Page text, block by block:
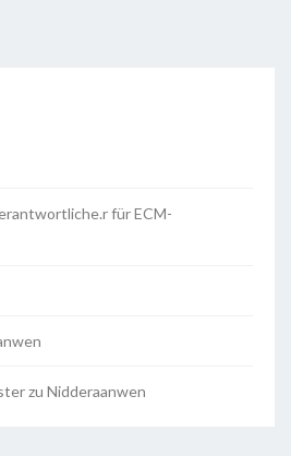
für ECM-
zu Nidderaanwen